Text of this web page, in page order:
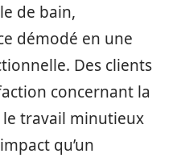
de bain,
démodé en une
Des clients
concernant la
le travail minutieux
qu’un